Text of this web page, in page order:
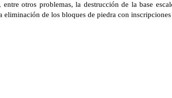
entre otros problemas, la destrucción de la base
eliminación de los bloques de piedra con